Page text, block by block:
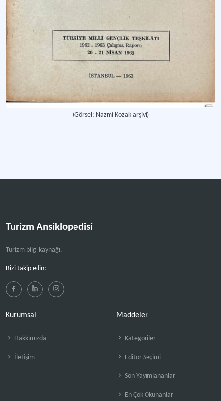
(Görsel: Nazmi Kozak arşivi)
Turizm Ansiklopedisi
Turizm bilgi kaynağı.
Bizi takip edin:
Kurumsal
Hakkımızda
İletişim
Maddeler
Kategoriler
Editör Seçimi
Son Yayımlananlar
En Çok Okunanlar